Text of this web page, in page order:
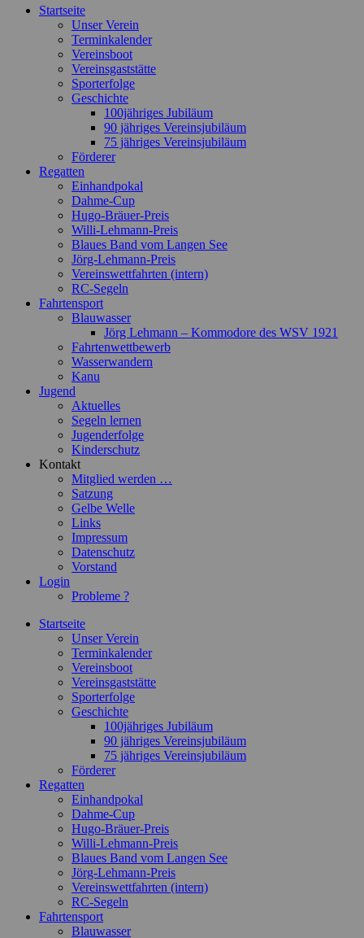
oben
Startseite
Unser Verein
Terminkalender
Vereinsboot
Vereinsgaststätte
Sporterfolge
Geschichte
100jähriges Jubiläum
90 jähriges Vereinsjubiläum
75 jähriges Vereinsjubiläum
Förderer
Regatten
Einhandpokal
Dahme-Cup
Hugo-Bräuer-Preis
Willi-Lehmann-Preis
Blaues Band vom Langen See
Jörg-Lehmann-Preis
Vereinswettfahrten (intern)
RC-Segeln
Fahrtensport
Blauwasser
Jörg Lehmann – Kommodore des WSV 1921
Fahrtenwettbewerb
Wasserwandern
Kanu
Jugend
Aktuelles
Segeln lernen
Jugenderfolge
Kinderschutz
Kontakt
Mitglied werden …
Satzung
Gelbe Welle
Links
Impressum
Datenschutz
Vorstand
Login
Probleme ?
Startseite
Unser Verein
Terminkalender
Vereinsboot
Vereinsgaststätte
Sporterfolge
Geschichte
100jähriges Jubiläum
90 jähriges Vereinsjubiläum
75 jähriges Vereinsjubiläum
Förderer
Regatten
Einhandpokal
Dahme-Cup
Hugo-Bräuer-Preis
Willi-Lehmann-Preis
Blaues Band vom Langen See
Jörg-Lehmann-Preis
Vereinswettfahrten (intern)
RC-Segeln
Fahrtensport
Blauwasser